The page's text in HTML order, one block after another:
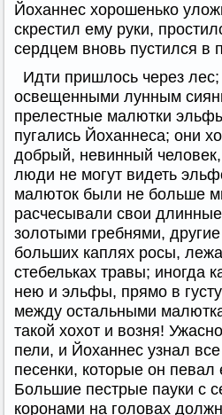
Йоханнес хорошенько
скрестил ему руки,
сердцем вновь пустился в
Идти пришлось через
освещенными лунным
прелестные малютки
пугались Йоханнеса; они
добрый, невинный
люди не могут видеть
малюток были не больше
расчесывали свои
золотыми гребнями,
больших каплях росы,
стебельках травы; иногда
нею и эльфы, прямо в
между остальными
такой хохот и возня!
пели, и Йоханнес узнал
песенки, которые он
Большие пестрые пауки с
коронами на головах